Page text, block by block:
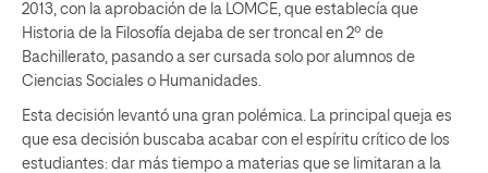
2013, con la aprobación de la LOMCE, que establecía que
Historia de la Filosofía dejaba de ser troncal en 2º de
Bachillerato, pasando a ser cursada solo por alumnos de
Ciencias Sociales o Humanidades.
Esta decisión levantó una gran polémica. La principal queja es
que esa decisión buscaba acabar con el espíritu crítico de los
estudiantes: dar más tiempo a materias que se limitaran a la